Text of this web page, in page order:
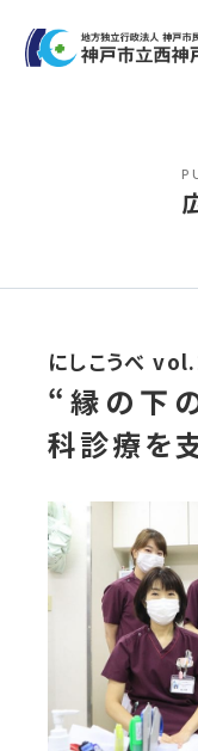
にしこうべ
“縁の下
科診療を